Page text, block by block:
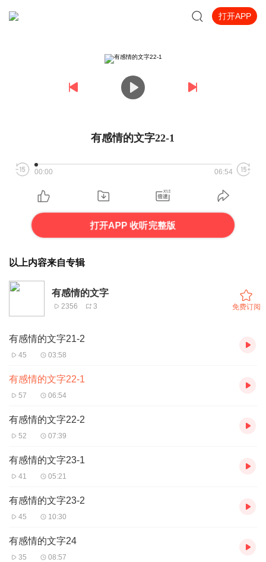
打开APP
有感情的文字22-1
00:00 06:54
打开APP 收听完整版
以上内容来自专辑
有感情的文字
2356 3 免费订阅
有感情的文字21-2
45 03:58
有感情的文字22-1
57 06:54
有感情的文字22-2
52 07:39
有感情的文字23-1
41 05:21
有感情的文字23-2
45 10:30
有感情的文字24
35 08:57